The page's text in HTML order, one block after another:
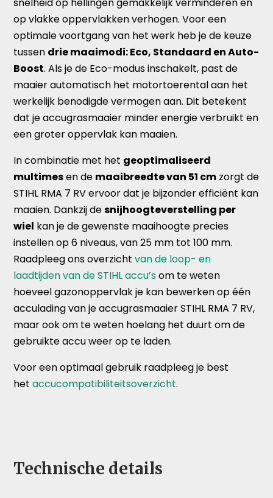
snelheid op hellingen gemakkelijk verminderen en
op vlakke oppervlakken verhogen. Voor een
optimale voortgang van het werk heb je de keuze
tussen drie maaimodi: Eco, Standaard en Auto-
Boost. Als je de Eco-modus inschakelt, past de
maaier automatisch het motortoerental aan het
werkelijk benodigde vermogen aan. Dit betekent
dat je accugrasmaaier minder energie verbruikt en
een groter oppervlak kan maaien.
In combinatie met het geoptimaliseerd
multimesen de maaibreedte van 51 cm zorgt de
STIHL RMA 7 RV ervoor dat je bijzonder efficiënt kan
maaien. Dankzij desnijhoogteverstelling per
wiel kan je de gewenste maaihoogte precies
instellen op 6 niveaus, van 25 mm tot 100 mm.
Raadpleeg ons overzichtvan de loop- en
laadtijden van de STIHL accu’som te weten
hoeveel gazonoppervlak je kan bewerken op één
acculading van je accugrasmaaier STIHL RMA 7 RV,
maar ook om te weten hoelang het duurt om de
gebruikte accu weer op te laden.
Voor een optimaal gebruik raadpleeg je best
hetaccucompatibiliteitsoverzicht.
Technische details